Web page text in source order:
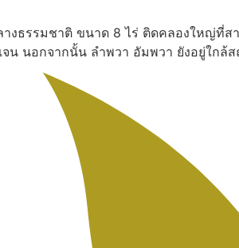
งธรรมชาติ ขนาด 8 ไร่ ติดคลองใหญ่ที่
น นอกจากนั้น ลำพวา อัมพวา ยังอยู่ใก